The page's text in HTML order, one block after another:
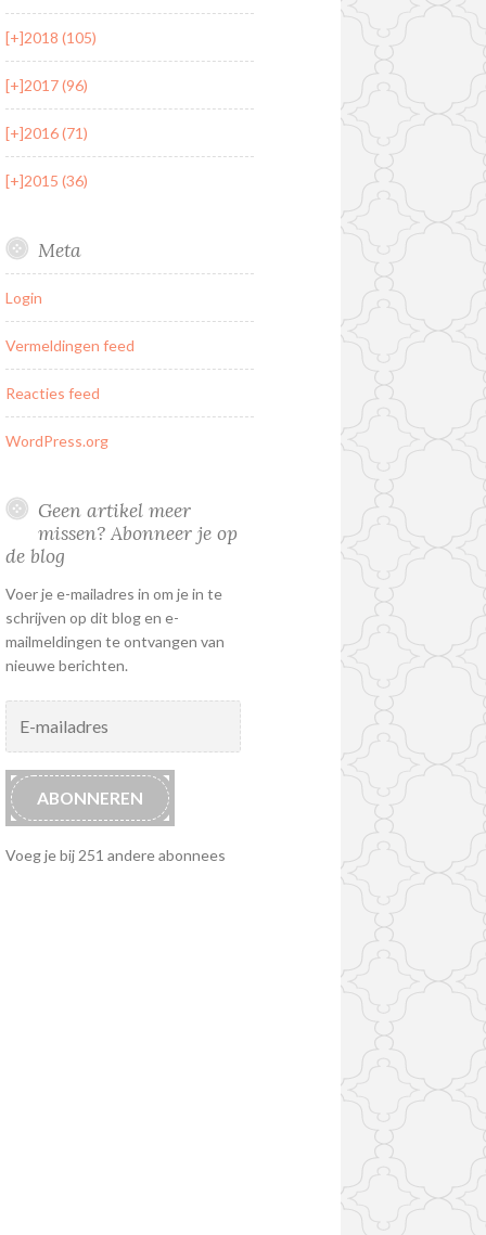
[+]2018 (105)
[+]2017 (96)
[+]2016 (71)
[+]2015 (36)
Meta
Login
Vermeldingen feed
Reacties feed
WordPress.org
Geen artikel meer
missen? Abonneer je op
de blog
Voer je e-mailadres in om je in te
schrijven op dit blog en e-
mailmeldingen te ontvangen van
nieuwe berichten.
mailadres
ABONNEREN
Voeg je bij 251 andere abonnees